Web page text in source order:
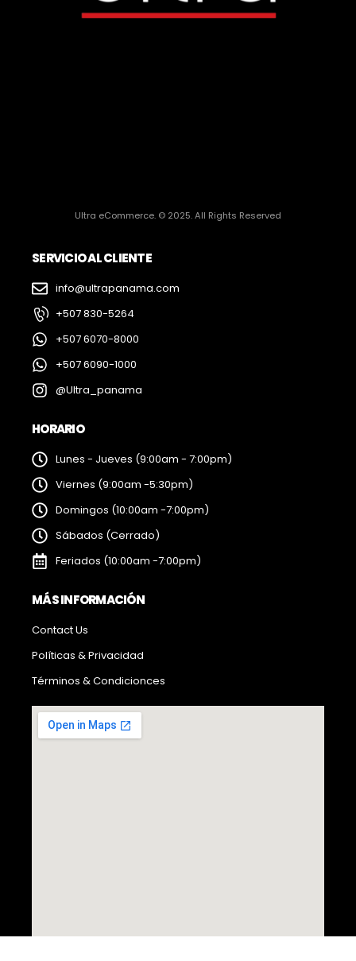
Ultra eCommerce. © 2025. All Rights Reserved
SERVICIO AL CLIENTE
info@ultrapanama.com
+507 830-5264
+507 6070-8000
+507 6090-1000
@Ultra_panama
HORARIO
Lunes - Jueves (9:00am - 7:00pm)
Viernes (9:00am -5:30pm)
Domingos (10:00am -7:00pm)
Sábados (Cerrado)
Feriados (10:00am -7:00pm)
MÁS INFORMACIÓN
Contact Us
Políticas & Privacidad
Términos & Condicionces